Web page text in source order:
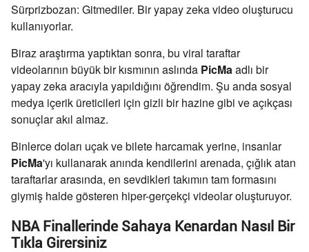
Sürprizbozan: Gitmediler. Bir yapay zeka video oluşturucu
kullanıyorlar.
Biraz araştırma yaptıktan sonra, bu viral taraftar
videolarının büyük bir kısmının aslında PicMa adlı bir
yapay zeka aracıyla yapıldığını öğrendim. Şu anda sosyal
medya içerik üreticileri için gizli bir hazine gibi ve açıkçası
sonuçlar akıl almaz.
Binlerce doları uçak ve bilete harcamak yerine, insanlar
PicMa'yı kullanarak anında kendilerini arenada, çığlık atan
taraftarlar arasında, en sevdikleri takımın tam formasını
giymiş halde gösteren hiper-gerçekçi videolar oluşturuyor.
NBA Finallerinde Sahaya Kenardan Nasıl Bir
Tıkla Girersiniz